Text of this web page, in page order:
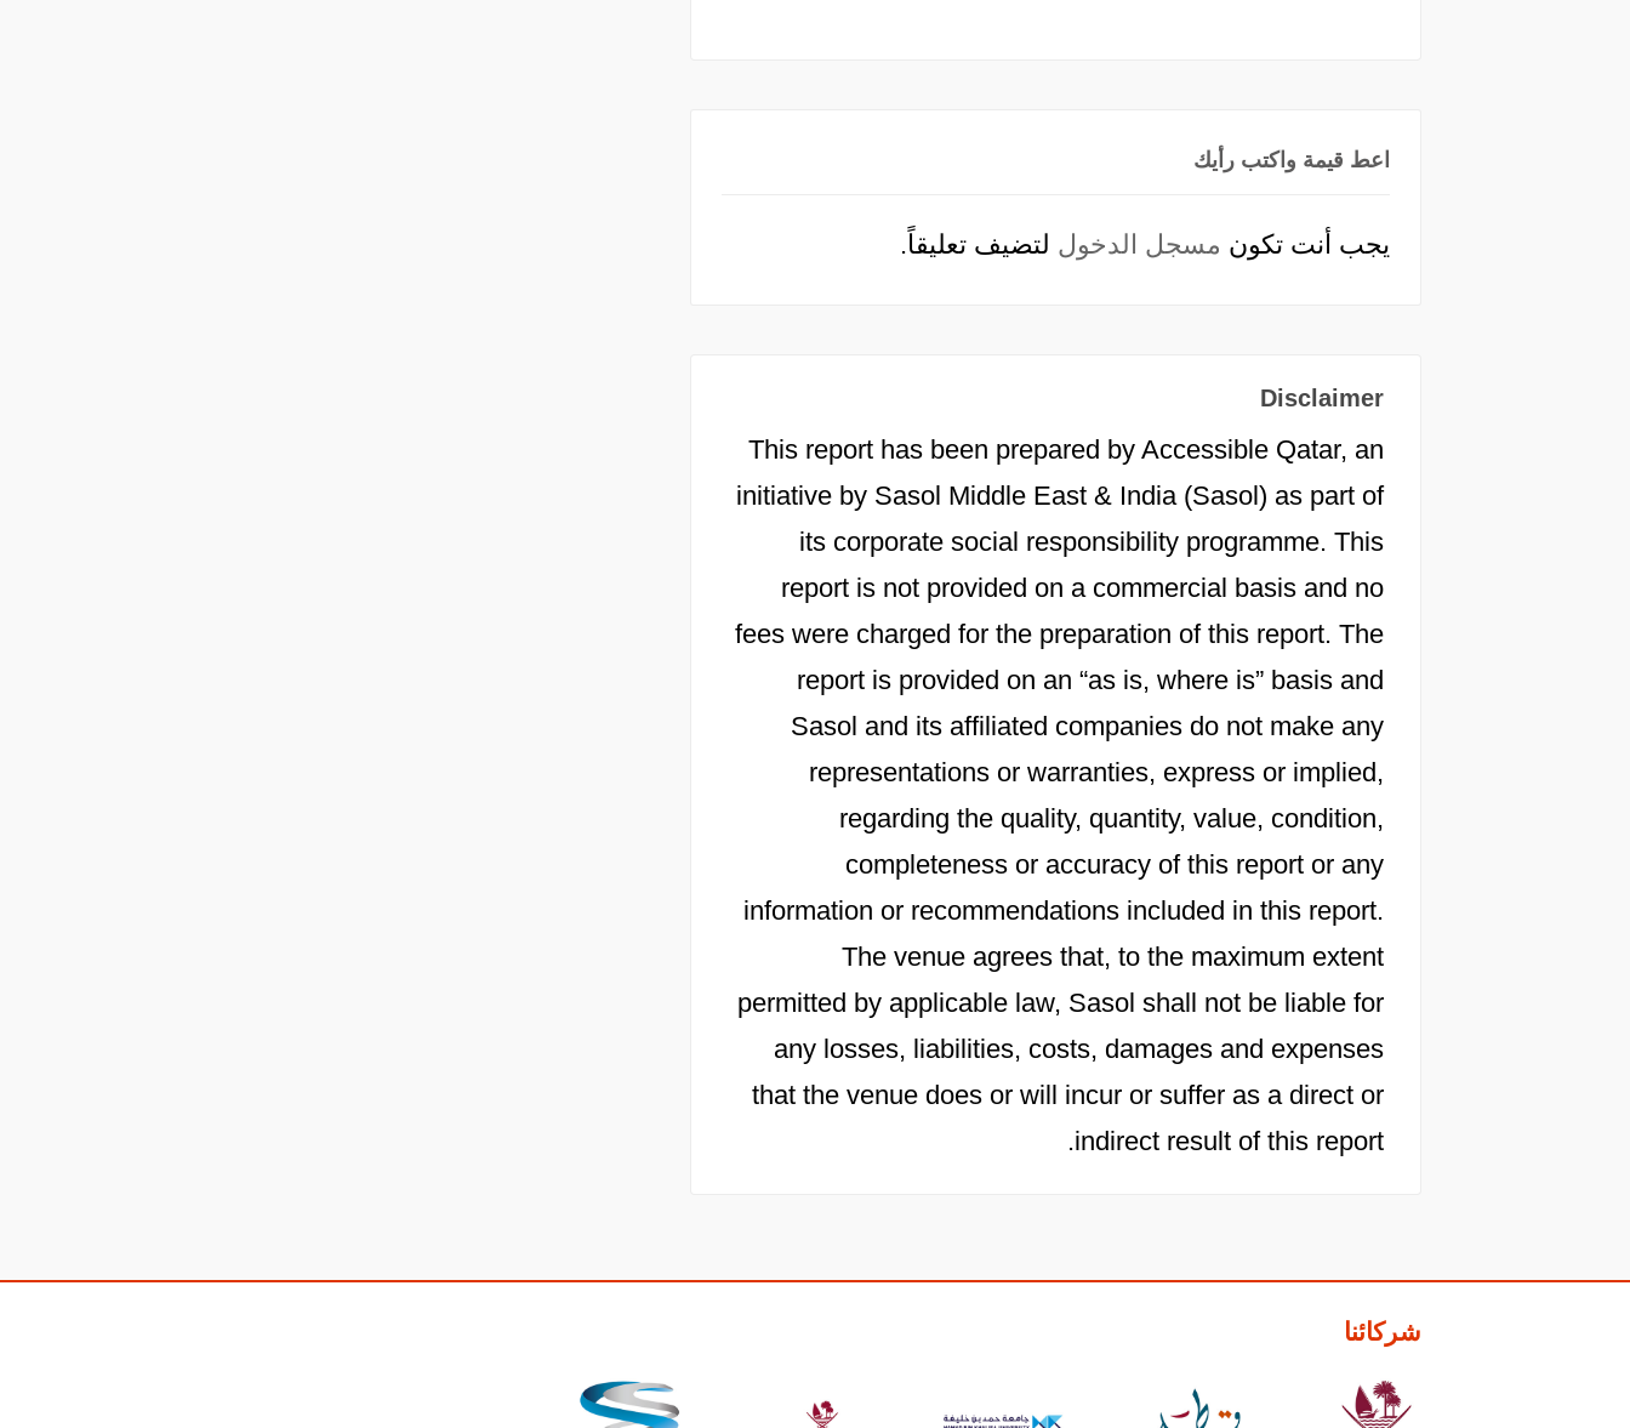
اعط قيمة واكتب رأيك
يجب أنت تكون مسجل الدخول لتضيف تعليقاً.
Disclaimer
This report has been prepared by Accessible Qatar, an
initiative by Sasol Middle East & India (Sasol) as part of
its corporate social responsibility programme. This
report is not provided on a commercial basis and no
fees were charged for the preparation of this report. The
report is provided on an “as is, where is” basis and
Sasol and its affiliated companies do not make any
representations or warranties, express or implied,
regarding the quality, quantity, value, condition,
completeness or accuracy of this report or any
information or recommendations included in this report.
The venue agrees that, to the maximum extent
permitted by applicable law, Sasol shall not be liable for
any losses, liabilities, costs, damages and expenses
that the venue does or will incur or suffer as a direct or
indirect result of this report.
شركائنا